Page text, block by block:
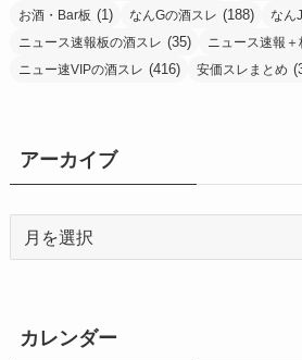
お酒・Bar板 (1) なんGの酒スレ (188) なん
ニュース速報板の酒スレ (35) ニュース速報
ニュー速VIPの酒スレ (416) 安価スレまとめ
アーカイブ
ブカレンダー